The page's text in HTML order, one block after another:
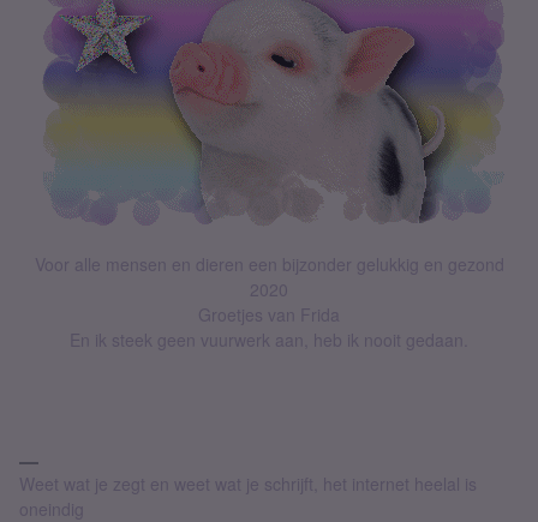
Voor alle mensen en dieren een bijzonder gelukkig en gezond
2020
Groetjes van Frida
En ik steek geen vuurwerk aan, heb ik nooit gedaan.
Weet wat je zegt en weet wat je schrijft, het internet heelal is
oneindig